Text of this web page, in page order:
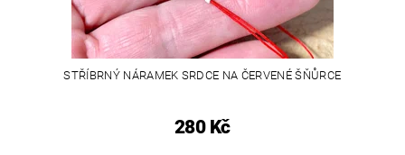
STŘÍBRNÝ NÁRAMEK SRDCE NA ČERVENÉ ŠŇŮRCE
280 Kč